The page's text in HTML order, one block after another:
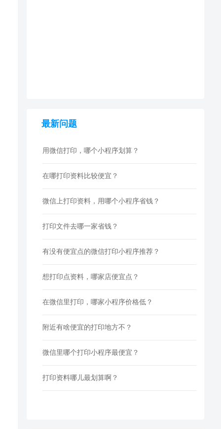
最新问题
用微信打印，哪个小程序划算？
在哪打印资料比较便宜？
微信上打印资料，用哪个小程序省钱？
打印文件去哪一家省钱？
有没有便宜点的微信打印小程序推荐？
想打印点资料，哪家店便宜点？
在微信里打印，哪家小程序价格低？
附近有啥便宜的打印地方不？
微信里哪个打印小程序最便宜？
打印资料哪儿最划算啊？